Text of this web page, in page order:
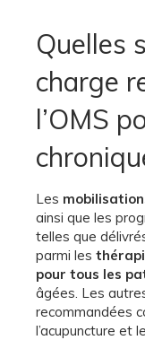
Quelles
charge
l’OMS
Les
ainsi que les
telles que
parmi les
pour tous les
âgées. Les
recommandées
l’acupuncture et le